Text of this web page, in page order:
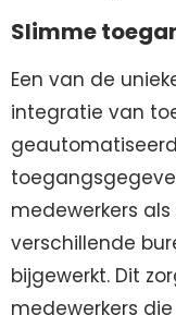
Slimme
Een van de
integratie van
medewerkers
verschillende
bijgewerkt. Dit
medewerkers